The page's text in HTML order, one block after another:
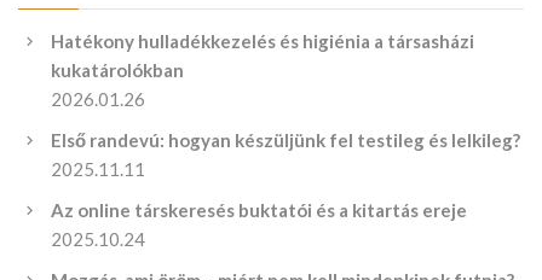
Hatékony hulladékkezelés és higiénia a társasházi
kukatárolókban
2026.01.26
Első randevú: hogyan készüljünk fel testileg és lelkileg?
2025.11.11
Az online társkeresés buktatói és a kitartás ereje
2025.10.24